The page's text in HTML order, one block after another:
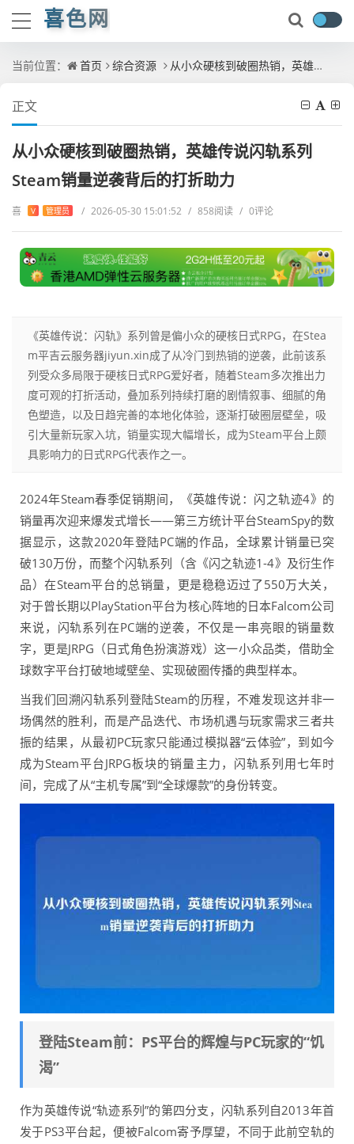
喜色网
当前位置： 首页 综合资源 从小众硬核到破圈热销，英雄传说闪轨系列Steam销量逆袭背后的打折助力
正文
从小众硬核到破圈热销，英雄传说闪轨系列
Steam销量逆袭背后的打折助力
喜 V 管理员 / 2026-05-30 15:01:52 / 858阅读 / 0评论
《英雄传说：闪轨》系列曾是偏小众的硬核日式RPG，在Stea
m平吉云服务器jiyun.xin成了从冷门到热销的逆袭，此前该系
列受众多局限于硬核日式RPG爱好者，随着Steam多次推出力
度可观的打折活动，叠加系列持续打磨的剧情叙事、细腻的角
色塑造，以及日趋完善的本地化体验，逐渐打破圈层壁垒，吸
引大量新玩家入坑，销量实现大幅增长，成为Steam平台上颇
具影响力的日式RPG代表作之一。
2024年Steam春季促销期间，《英雄传说：闪之轨迹4》的
销量再次迎来爆发式增长——第三方统计平台SteamSpy的数
据显示，这款2020年登陆PC端的作品，全球累计销量已突
破130万份，而整个闪轨系列（含《闪之轨迹1-4》及衍生作
品）在Steam平台的总销量，更是稳稳迈过了550万大关，
对于曾长期以PlayStation平台为核心阵地的日本Falcom公司
来说，闪轨系列在PC端的逆袭，不仅是一串亮眼的销量数
字，更是JRPG（日式角色扮演游戏）这一小众品类，借助全
球数字平台打破地域壁垒、实现破圈传播的典型样本。
当我们回溯闪轨系列登陆Steam的历程，不难发现这并非一
场偶然的胜利，而是产品迭代、市场机遇与玩家需求三者共
振的结果，从最初PC玩家只能通过模拟器“云体验”，到如今
成为Steam平台JRPG板块的销量主力，闪轨系列用七年时
间，完成了从“主机专属”到“全球爆款”的身份转变。
登陆Steam前：PS平台的辉煌与PC玩家的“饥
渴”
作为英雄传说“轨迹系列”的第四分支，闪轨系列自2013年首
发于PS3平台起，便被Falcom寄予厚望，不同于此前空轨的